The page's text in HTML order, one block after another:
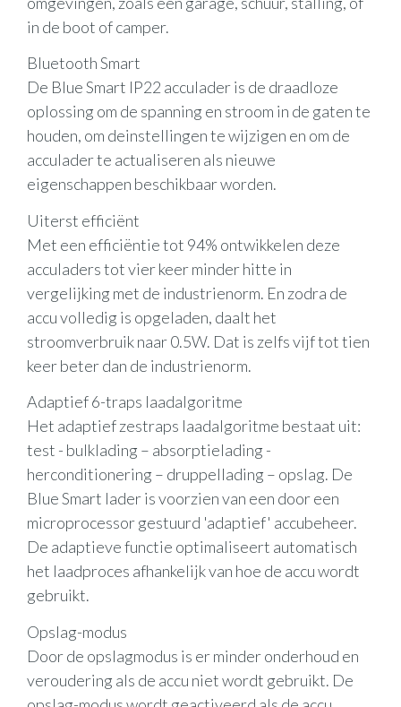
in de boot of camper.
Bluetooth Smart
De Blue Smart IP22 acculader is de draadloze
oplossing om de spanning en stroom in de gaten te
houden, om deinstellingen te wijzigen en om de
acculader te actualiseren als nieuwe
eigenschappen beschikbaar worden.
Uiterst efficiënt
Met een efficiëntie tot 94% ontwikkelen deze
acculaders tot vier keer minder hitte in
vergelijking met de industrienorm. En zodra de
accu volledig is opgeladen, daalt het
stroomverbruik naar 0.5W. Dat is zelfs vijf tot tien
keer beter dan de industrienorm.
Adaptief 6-traps laadalgoritme
Het adaptief zestraps laadalgoritme bestaat uit:
test - bulklading – absorptielading -
herconditionering – druppellading – opslag. De
Blue Smart lader is voorzien van een door een
microprocessor gestuurd 'adaptief' accubeheer.
De adaptieve functie optimaliseert automatisch
het laadproces afhankelijk van hoe de accu wordt
gebruikt.
Opslag-modus
Door de opslagmodus is er minder onderhoud en
veroudering als de accu niet wordt gebruikt. De